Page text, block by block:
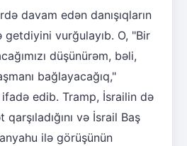
davam edən danışıqların
vurğulayıb. O, "Bir
düşünürəm, bəli,
bağlayacağıq,"
edib. Tramp, İsrailin də
və İsrail Baş
ilə görüşünün